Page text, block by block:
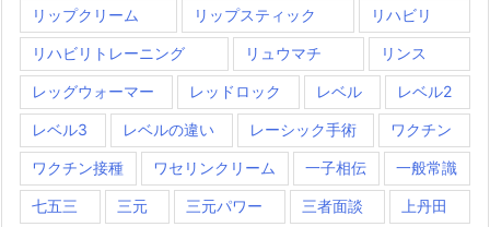
リップクリーム リップスティック リハビリ
リハビリトレーニング リュウマチ リンス
レッグウォーマー レッドロック レベル レベル2
レベル3 レベルの違い レーシック手術 ワクチン
ワクチン接種 ワセリンクリーム 一子相伝 一般常識
七五三 三元 三元パワー 三者面談 上丹田